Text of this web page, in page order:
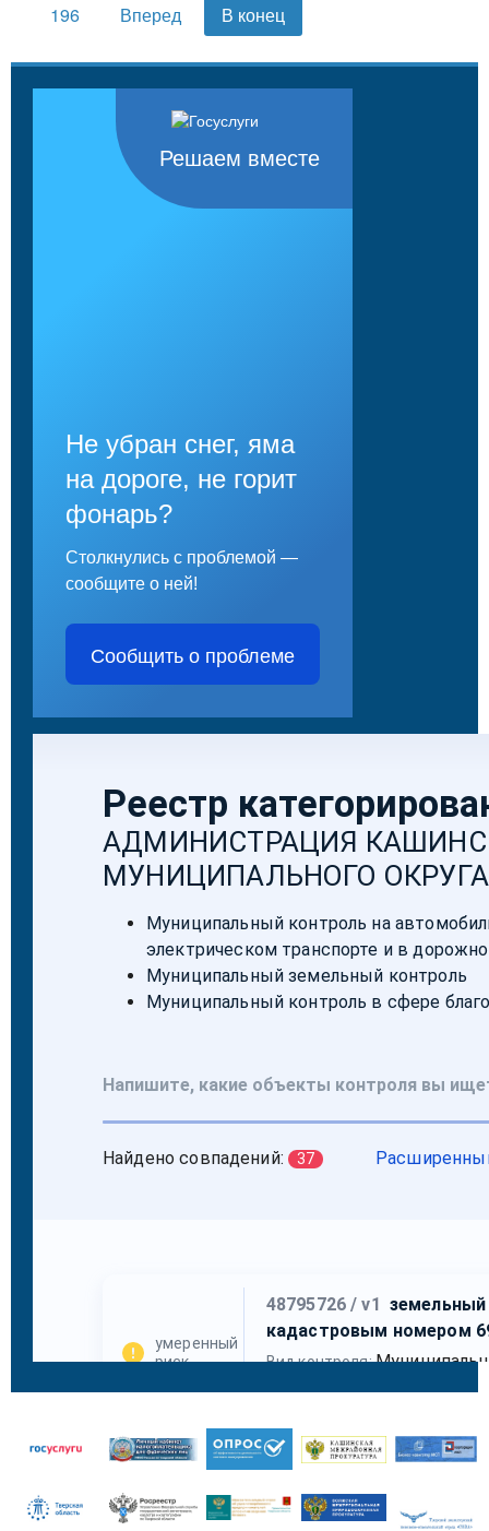
196
Вперед В конец
Решаем вместе
Не убран снег, яма
на дороге, не горит
фонарь?
Столкнулись с проблемой —
сообщите о ней!
Сообщить о проблеме